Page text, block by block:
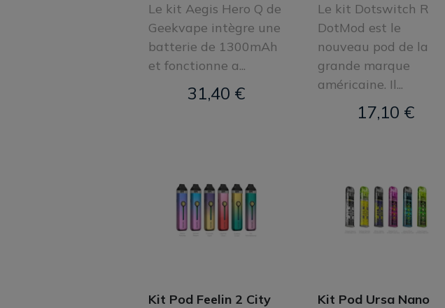
Le kit Aegis Hero Q de
Geekvape intègre une
batterie de 1300mAh
et fonctionne a...
31,40 €
Le kit Dotswitch R
DotMod est le
nouveau pod de la
grande marque
américaine. Il...
17,10 €
Kit Pod Feelin 2 City
Kit Pod Ursa Nano